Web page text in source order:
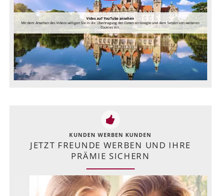
Video auf YouTube ansehen
Mit dem Ansehen des Videos willigen Sie in die Übertragung der Daten an Google und dem Setzen von weiteren
Cookies ein.
KUNDEN WERBEN KUNDEN
JETZT FREUNDE WERBEN UND IHRE
PRÄMIE SICHERN